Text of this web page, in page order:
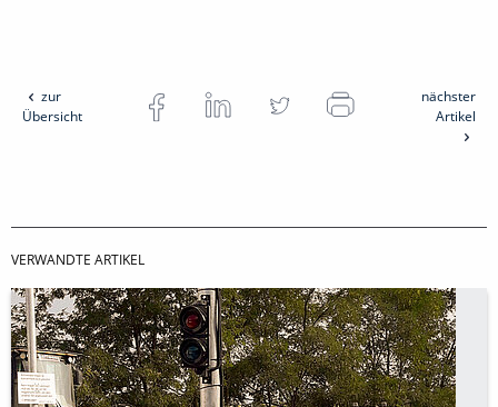
zur
Übersicht
nächster
Artikel
VERWANDTE ARTIKEL